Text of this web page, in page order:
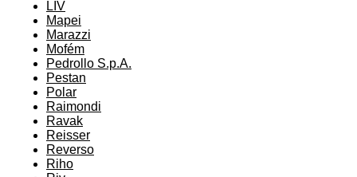
LIV
Mapei
Marazzi
Mofém
Pedrollo S.p.A.
Pestan
Polar
Raimondi
Ravak
Reisser
Reverso
Riho